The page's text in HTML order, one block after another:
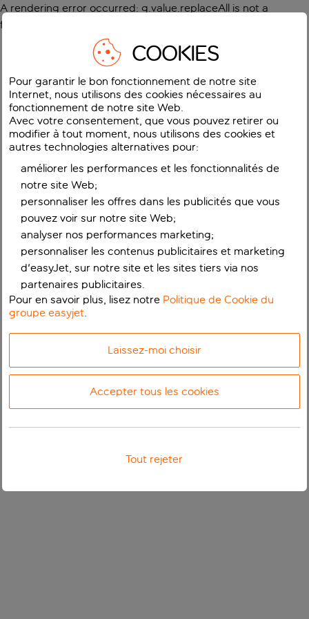
A rendering error occurred: g.value.replaceAll is not a
function
COOKIES
Pour garantir le bon fonctionnement de notre site
Internet, nous utilisons des cookies nécessaires au
fonctionnement de notre site Web.
Avec votre consentement, que vous pouvez retirer ou
modifier à tout moment, nous utilisons des cookies et
autres technologies alternatives pour:
améliorer les performances et les fonctionnalités de
notre site Web;
personnaliser les offres dans les publicités que vous
pouvez voir sur notre site Web;
analyser nos performances marketing;
personnaliser les contenus publicitaires et marketing
d'easyJet, sur notre site et les sites tiers via nos
partenaires publicitaires.
Pour en savoir plus, lisez notre Politique de Cookie du
groupe easyjet.
Laissez-moi choisir
Accepter tous les cookies
Tout rejeter